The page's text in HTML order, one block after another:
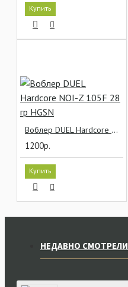
Купить
Воблер DUEL Hardcore NOI-Z 105F 28 гр HGSN
1200р.
Купить
НЕДАВНО СМОТРЕЛИ